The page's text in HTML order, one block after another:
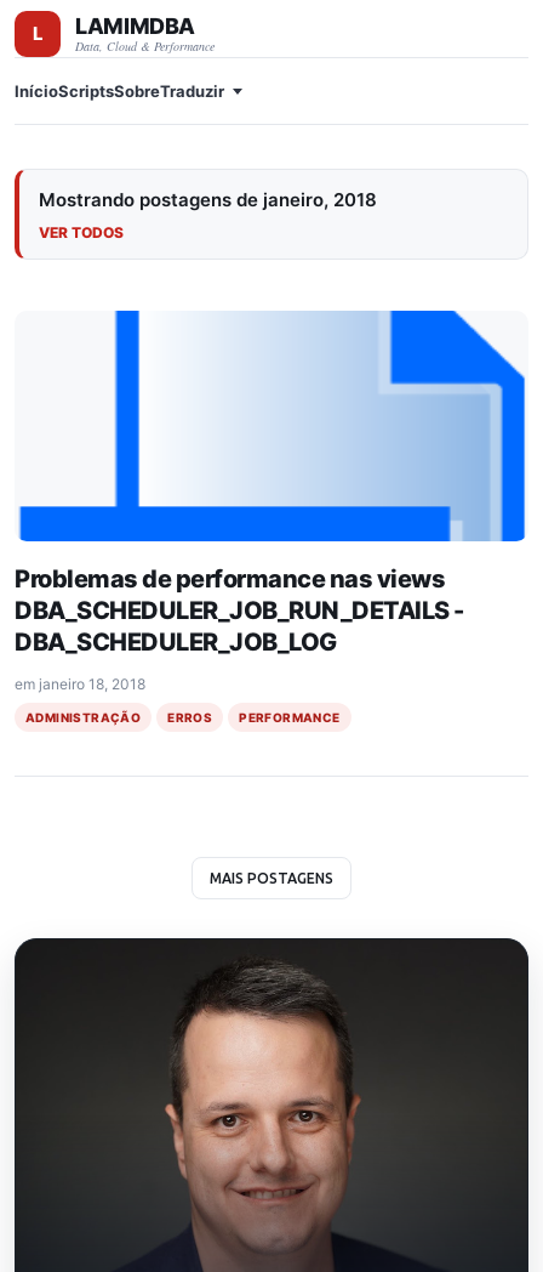
Pular para o conteúdo principal
LAMIMDBA
Data, Cloud & Performance
InícioScriptsSobreTraduzir
Mostrando postagens de janeiro, 2018
VER TODOS
Problemas de performance nas views
DBA_SCHEDULER_JOB_RUN_DETAILS -
DBA_SCHEDULER_JOB_LOG
em janeiro 18, 2018
ADMINISTRAÇÃO ERROS PERFORMANCE
MAIS POSTAGENS